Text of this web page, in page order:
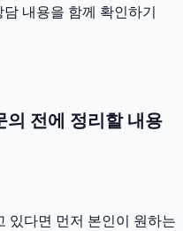
내용을 함께 확인하기
의 전에 정리할 내용
있다면 먼저 본인이 원하는